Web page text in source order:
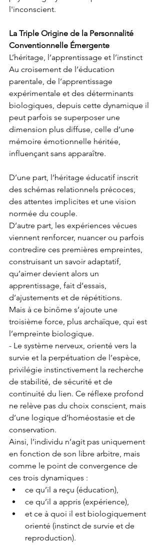
l'inconscient.
La Triple Origine de la Personnalité
Conventionnelle Émergente
L’héritage, l’apprentissage et l’instinct
Au croisement de l’éducation
parentale, de l’apprentissage
expérimentale et des déterminants
biologiques, depuis cette dynamique il
peut parfois se superposer une
dimension plus diffuse, celle d’une
mémoire émotionnelle héritée,
influençant sans apparaître.
D’une part, l’héritage éducatif inscrit
des schémas relationnels précoces,
des attentes implicites et une vision
normée du couple.
D’autre part, les expériences vécues
viennent renforcer, nuancer ou parfois
contredire ces premières empreintes,
construisant un savoir adaptatif,
qu’aimer devient alors un
apprentissage, fait d’essais,
d’ajustements et de répétitions.
Mais à ce binôme s’ajoute une
troisième force, plus archaïque, qui est
l’empreinte biologique.
- Le système nerveux, orienté vers la
survie et la perpétuation de l’espèce,
privilégie instinctivement la recherche
de stabilité, de sécurité et de
continuité du lien. Ce réflexe profond
ne relève pas du choix conscient, mais
d’une logique d’homéostasie et de
conservation.
Ainsi, l’individu n’agit pas uniquement
en fonction de son libre arbitre, mais
comme le point de convergence de
ces trois dynamiques :
ce qu’il a reçu (éducation),
ce qu’il a appris (expérience),
et ce à quoi il est biologiquement
orienté (instinct de survie et de
reproduction).